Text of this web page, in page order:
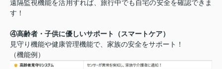
遠隔監視機能を活用すれば、旅行中でも自宅の安全を確認できま
す！
④高齢者・子供に優しいサポート（スマートケア）
見守り機能や健康管理機能で、家族の安全をサポート！
（機能例）